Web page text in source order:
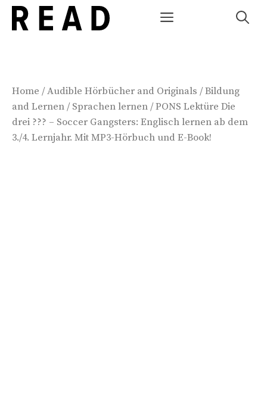
Zum
Inhalt
Menü
Home /Audible Hörbücher and Originals /Bildung
and Lernen/Sprachen lernen/ PONS Lektüre Die
drei ??? – Soccer Gangsters: Englisch lernen ab dem
3./4. Lernjahr. Mit MP3-Hörbuch und E-Book!